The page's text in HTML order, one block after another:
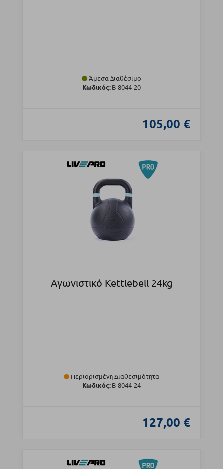
Άμεσα Διαθέσιμο
Κωδικός: Β-8044-20
105,00 €
Αγωνιστικό Kettlebell 24kg
Περιορισμένη Διαθεσιμότητα
Κωδικός: Β-8044-24
127,00 €